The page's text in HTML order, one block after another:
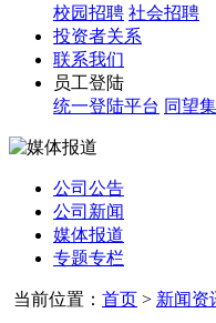
校园招聘 社会招聘
投资者关系
联系我们
员工登陆
统一登陆平台 同望
公司公告
公司新闻
媒体报道
专题专栏
当前位置： 首页 > 新闻资